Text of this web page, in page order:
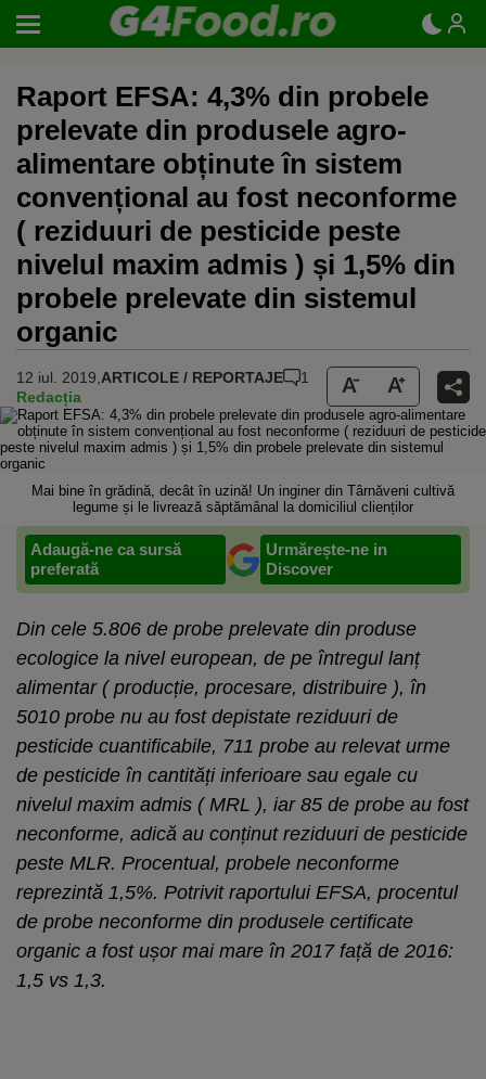
Raport EFSA: 4,3% din probele
prelevate din produsele agro-
alimentare obținute în sistem
convențional au fost neconforme
( reziduuri de pesticide peste
nivelul maxim admis ) și 1,5% din
probele prelevate din sistemul
organic
12 iul. 2019, ARTICOLE / REPORTAJE
1
Redacția
Mai bine în grădină, decât în uzină! Un inginer din Târnăveni cultivă
legume și le livrează săptămânal la domiciliul clienților
Adaugă-ne ca sursă
preferată
Urmărește-ne in
Discover
Din cele 5.806 de probe prelevate din produse
ecologice la nivel european, de pe întregul lanț
alimentar ( producție, procesare, distribuire ), în
5010 probe nu au fost depistate reziduuri de
pesticide cuantificabile, 711 probe au relevat urme
de pesticide în cantități inferioare sau egale cu
nivelul maxim admis ( MRL ), iar 85 de probe au fost
neconforme, adică au conținut reziduuri de pesticide
peste MLR. Procentual, probele neconforme
reprezintă 1,5%. Potrivit raportului EFSA, procentul
de probe neconforme din produsele certificate
organic a fost ușor mai mare în 2017 față de 2016:
1,5 vs 1,3.